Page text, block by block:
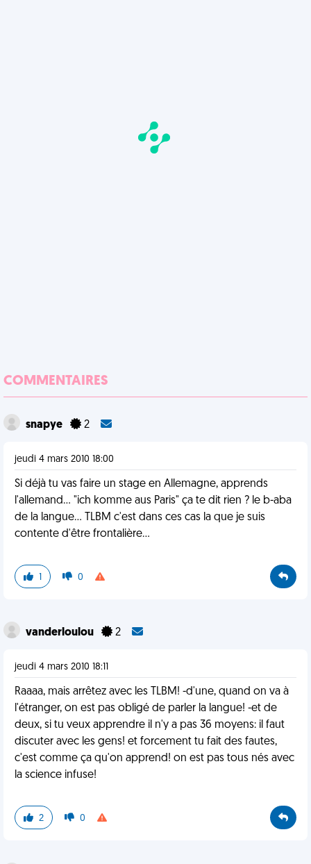
COMMENTAIRES
snapye 2
jeudi 4 mars 2010 18:00
Si déjà tu vas faire un stage en Allemagne, apprends
l'allemand... "ich komme aus Paris" ça te dit rien ? le b-aba
de la langue... TLBM c'est dans ces cas la que je suis
contente d'être frontalière...
1 0
vanderloulou 2
jeudi 4 mars 2010 18:11
Raaaa, mais arrêtez avec les TLBM! -d'une, quand on va à
l'étranger, on est pas obligé de parler la langue! -et de
deux, si tu veux apprendre il n'y a pas 36 moyens: il faut
discuter avec les gens! et forcement tu fait des fautes,
c'est comme ça qu'on apprend! on est pas tous nés avec
la science infuse!
2 0